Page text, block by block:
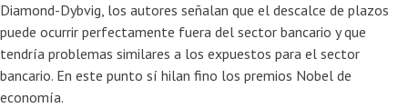
Diamond-Dybvig, los autores señalan que el descalce de plazos
puede ocurrir perfectamente fuera del sector bancario y que
tendría problemas similares a los expuestos para el sector
bancario. En este punto sí hilan fino los premios Nobel de
economía.